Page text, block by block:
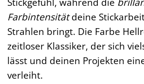
Farbintensitätdeine
Strahlen bringt. Die Farbe
zeitloser Klassiker, der sich
lässt und deinen Projekten
verleiht.